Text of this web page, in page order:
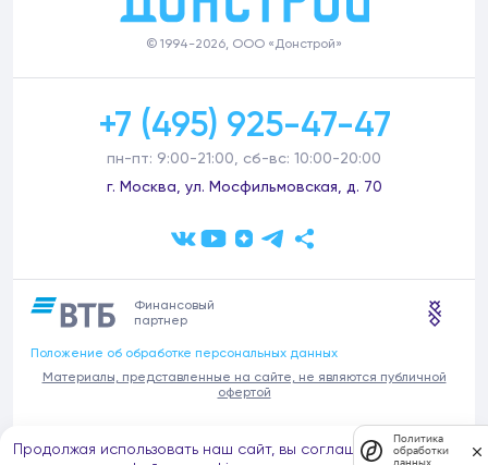
© 1994-2026, ООО «Донстрой»
+7 (495) 925-47-47
пн-пт: 9:00-21:00, сб-вс: 10:00-20:00
г. Москва, ул. Мосфильмовская, д. 70
Финансовый
партнер
Положение об обработке персональных данных
Материалы, представленные на сайте, не являются публичной
офертой
В связи с участившимися случаями предложений частных услуг от
имени компании Донстрой (проведения ремонтов, продажи
Продолжая использовать наш сайт, вы соглашаетесь на
Политика
обработки
данных